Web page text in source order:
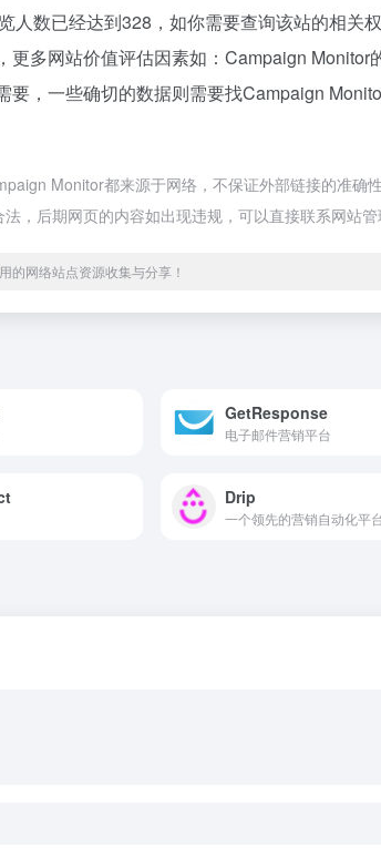
人数已经达到328，如你需要查询该站的相关
更多网站价值评估因素如：Campaign
要，一些确切的数据则需要找Campaign
Monitor都来源于网络，不保证外部链接的准
，后期网页的内容如出现违规，可以直接联系网站
的网络站点资源收集与分享！
GetResponse
电子邮件营销平台
Drip
一个领先的营销自动化平